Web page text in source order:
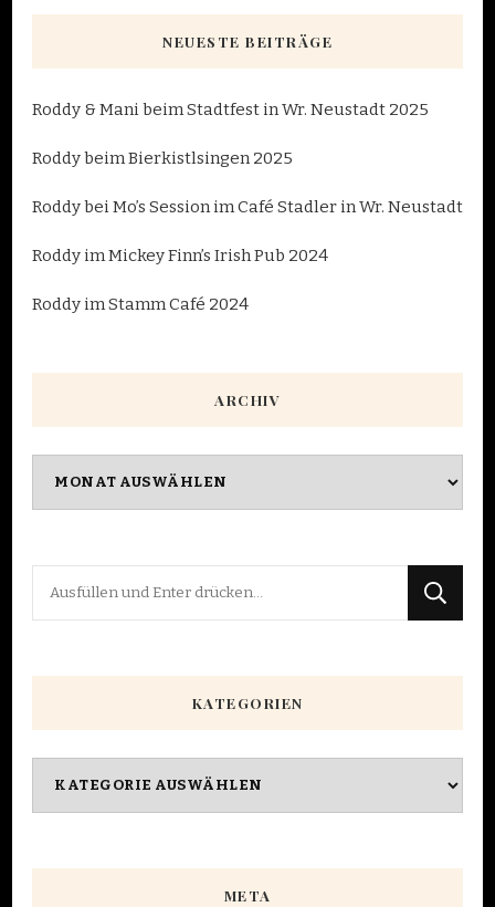
NEUESTE BEITRÄGE
Roddy & Mani beim Stadtfest in Wr. Neustadt 2025
Roddy beim Bierkistlsingen 2025
Roddy bei Mo’s Session im Café Stadler in Wr. Neustadt
Roddy im Mickey Finn’s Irish Pub 2024
Roddy im Stamm Café 2024
ARCHIV
etwas?
KATEGORIEN
META